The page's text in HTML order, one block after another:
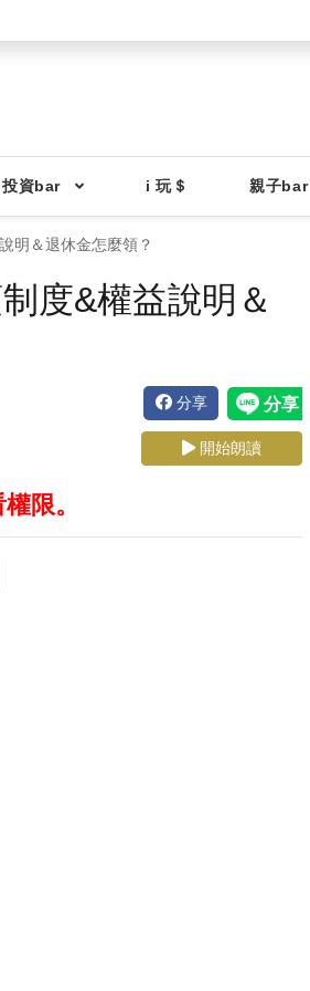
投資bar i 玩＄ 親子bar
明＆退休金怎麼領？
度&權益說明＆
分享
開始朗讀
限。